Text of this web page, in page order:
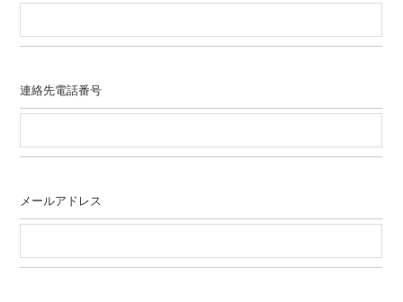
連絡先電話番号
メールアドレス